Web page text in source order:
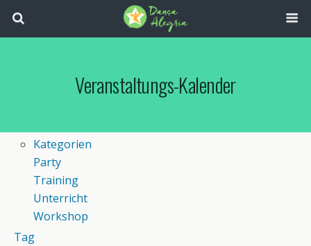
Veranstaltungs-Kalender
Kategorien
Party
Training
Unterricht
Workshop
Tag